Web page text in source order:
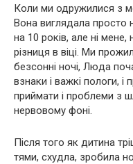
Коли ми одружилися з
Вона виглядала просто
на 10 років, але ні мене,
різниця в віці. Ми
безсонні ночі, Люда
взнаки і важкі пологи, і
приймати і проблеми з
нервовому фоні.
Після того як дитина
тями, схудла, зробила